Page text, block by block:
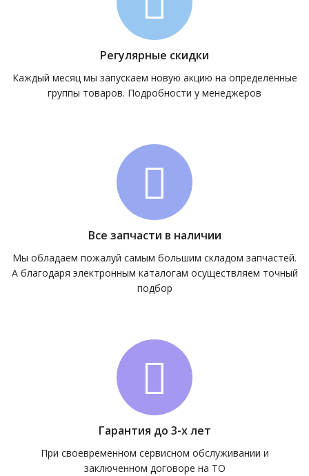
Регулярные скидки
Каждый месяц мы запускаем новую акцию на определённые
группы товаров. Подробности у менеджеров
Все запчасти в наличии
Мы обладаем пожалуй самым большим складом запчастей.
А благодаря электронным каталогам осуществляем точный
подбор
Гарантия до 3-х лет
При своевременном сервисном обслуживании и
заключенном договоре на ТО